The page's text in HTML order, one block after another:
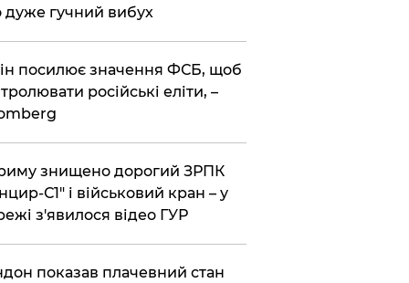
дуже гучний вибух
посилює значення ФСБ, щоб
російські еліти, –
знищено дорогий ЗРПК
С1" і військовий кран – у
з'явилося відео ГУР
показав плачевний стан